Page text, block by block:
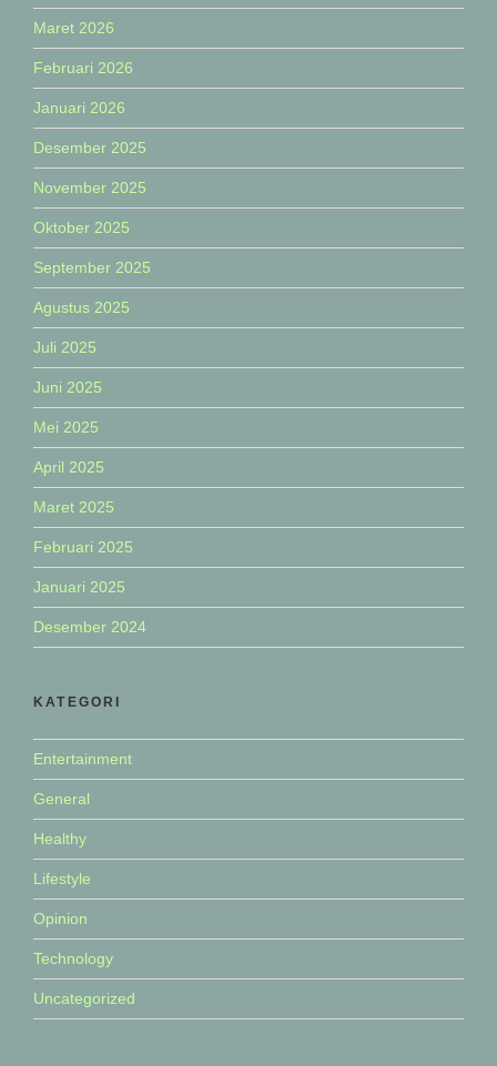
Maret 2026
Februari 2026
Januari 2026
Desember 2025
November 2025
Oktober 2025
September 2025
Agustus 2025
Juli 2025
Juni 2025
Mei 2025
April 2025
Maret 2025
Februari 2025
Januari 2025
Desember 2024
KATEGORI
Entertainment
General
Healthy
Lifestyle
Opinion
Technology
Uncategorized